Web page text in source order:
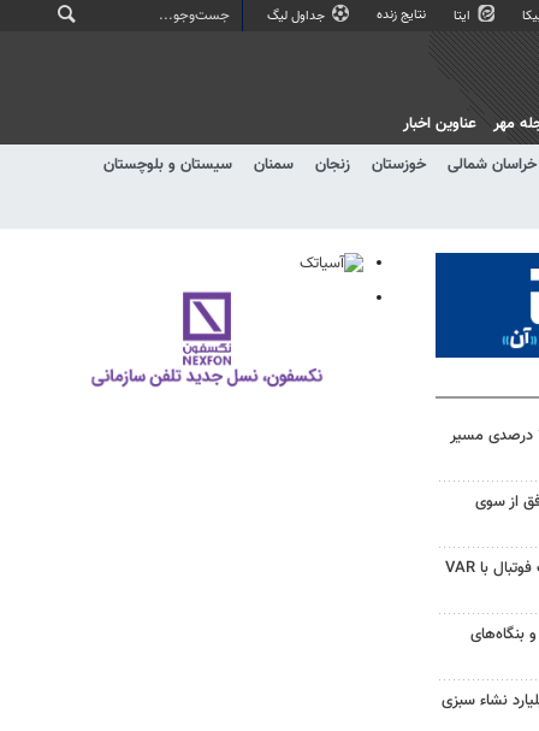
ایتا نتایج زنده جداول لیگ
خراسان شمالی خوزستان زنجان سمنان
سیستان و بلوچستان
مهر عناوین اخبار
کره جنوبی به دنبال کاهش ۳۵ درصدی مسیر
از سوی
تمام دیدارهای فصل جدید لیگ فوتبال با VAR
بنگاه‌های
نشاء سبزی